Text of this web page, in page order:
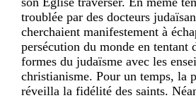
troublée par des docteurs
cherchaient manifestement à
persécution du monde en tentant
formes du judaïsme avec les
christianisme. Pour un temps, la
réveilla la fidélité des saints.